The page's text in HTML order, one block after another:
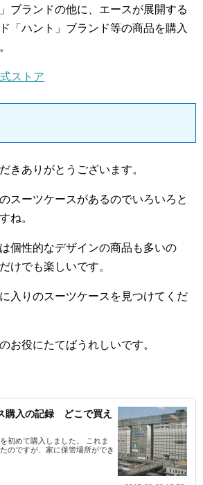
ブランドの他に、エースが展開する
「ハント」ブランド等の商品を購入
ストア
きありがとうございます。
スーツケースがあるのでいろいろと
ね。
個性的なデザインの商品も多いの
けでも楽しいです。
入りのスーツケースを見つけてくだ
お役にたてばうれしいです。
購入の記録 どこで買え
初めて購入しました。 これま
のですが、家に保管場所ができ